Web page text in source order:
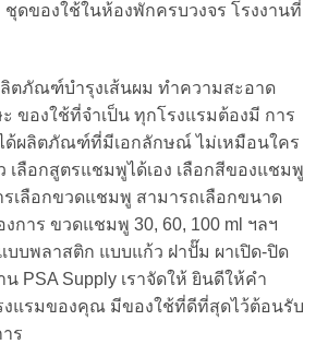
ชุดของใช้ในห้องพักครบวงจร โรงงานที่
ตภัณฑ์บำรุงเส้นผม ทำความสะอาด
ของใช้ที่จำเป็น ทุกโรงแรมต้องมี การ
ด้ผลิตภัณฑ์ที่มีเอกลักษณ์ ไม่เหมือนใคร
เลือกสูตรแชมพูได้เอง เลือกสีของแชมพู
รเลือกขวดแชมพู สามารถเลือกขนาด
การ ขวดแชมพู 30, 60, 100 ml ฯลฯ
บพลาสติก แบบแก้ว ฝาปั๊ม ผาเปิด-ปิด
น PSA Supply เราจัดให้ ยินดีให้คำ
งแรมของคุณ มีของใช้ที่ดีที่สุดไว้ต้อนรับ
ร